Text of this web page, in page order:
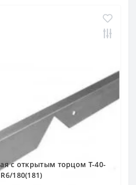
с открытым торцом Т-40-
R6/180(181)